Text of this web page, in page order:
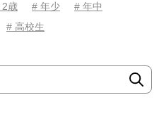
2歳 # 年少
# 年中
# 高校生